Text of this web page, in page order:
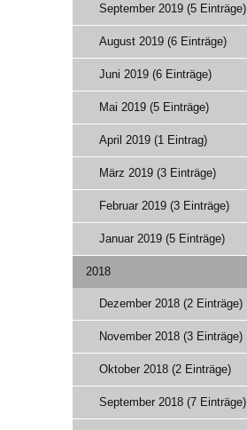
September 2019 (5 Einträge)
August 2019 (6 Einträge)
Juni 2019 (6 Einträge)
Mai 2019 (5 Einträge)
April 2019 (1 Eintrag)
März 2019 (3 Einträge)
Februar 2019 (3 Einträge)
Januar 2019 (5 Einträge)
2018
Dezember 2018 (2 Einträge)
November 2018 (3 Einträge)
Oktober 2018 (2 Einträge)
September 2018 (7 Einträge)